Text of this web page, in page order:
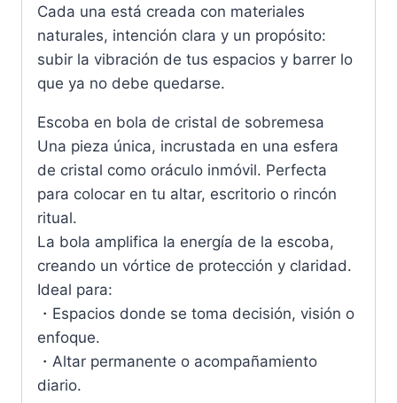
Cada una está creada con materiales
naturales, intención clara y un propósito:
subir la vibración de tus espacios y barrer lo
que ya no debe quedarse.
Escoba en bola de cristal de sobremesa
Una pieza única, incrustada en una esfera
de cristal como oráculo inmóvil. Perfecta
para colocar en tu altar, escritorio o rincón
ritual.
La bola amplifica la energía de la escoba,
creando un vórtice de protección y claridad.
Ideal para:
・Espacios donde se toma decisión, visión o
enfoque.
・Altar permanente o acompañamiento
diario.